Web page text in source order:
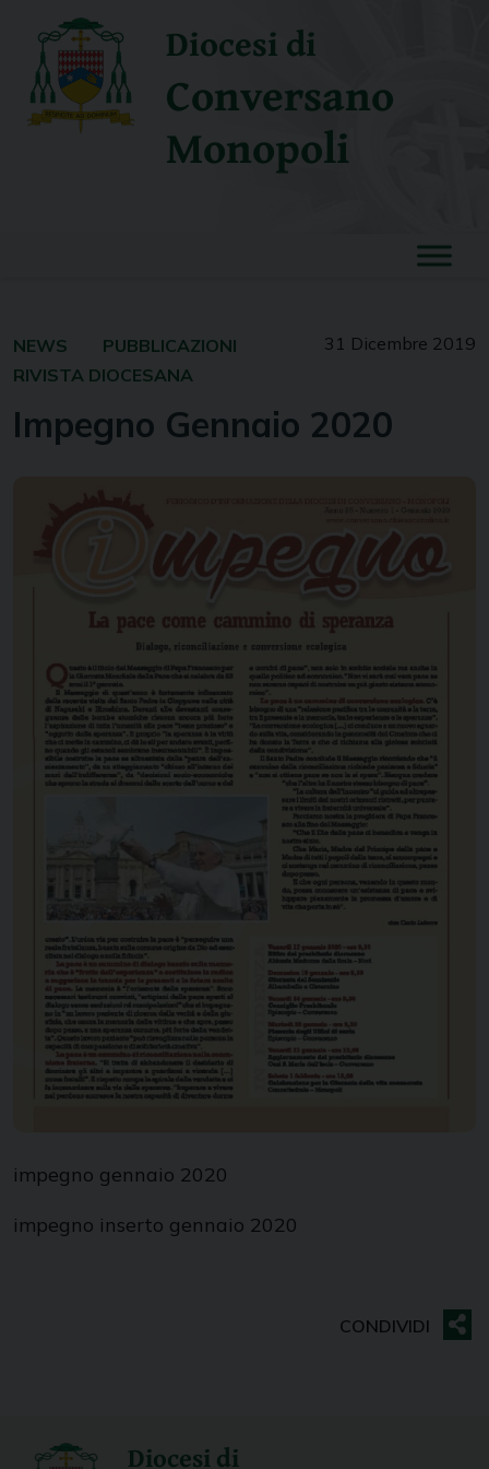
content
Diocesi di
Conversano
Monopoli
31 Dicembre 2019
NEWS
PUBBLICAZIONI
RIVISTA DIOCESANA
Impegno Gennaio 2020
impegno gennaio 2020
impegno inserto gennaio 2020
Diocesi di